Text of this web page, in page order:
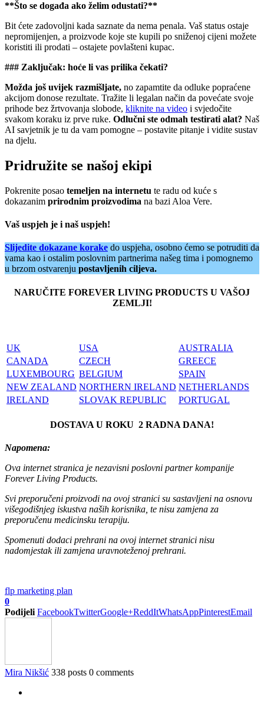
**Što se događa ako želim odustati?**
Bit ćete zadovoljni kada saznate da nema penala. Vaš status ostaje
nepromijenjen, a proizvode koje ste kupili po sniženoj cijeni možete
koristiti ili prodati – ostajete povlašteni kupac.
### Zaključak: hoće li vas prilika čekati?
Možda još uvijek razmišljate, no zapamtite da odluke popraćene
akcijom donose rezultate. Tražite li legalan način da povećate svoje
prihode bez žrtvovanja slobode, kliknite na video i svjedočite
svakom koraku iz prve ruke. Odlučni ste odmah testirati alat? Naš
AI savjetnik je tu da vam pomogne – postavite pitanje i vidite sustav
na djelu.
Pridružite se našoj ekipi
Pokrenite posao temeljen na internetu te radu od kuće s
dokazanim prirodnim proizvodima na bazi Aloa Vere.
Vaš uspjeh je i naš uspjeh!
Slijedite dokazane korake do uspjeha, osobno ćemo se potruditi da
vama kao i ostalim poslovnim partnerima našeg tima i pomognemo
u brzom ostvarenju postavljenih ciljeva.
NARUČITE FOREVER LIVING PRODUCTS U VAŠOJ
ZEMLJI!
UK USA
AUSTRALIA
CANADA
CZECH
GREECE
LUXEMBOURG BELGIUM
SPAIN
NEW ZEALAND NORTHERN IRELAND NETHERLANDS
IRELAND
SLOVAK REPUBLIC PORTUGAL
DOSTAVA U ROKU 2 RADNA DANA!
Napomena:
Ova internet stranica je nezavisni poslovni partner kompanije
Forever Living Products.
Svi preporučeni proizvodi na ovoj stranici su sastavljeni na osnovu
višegodišnjeg iskustva naših korisnika, te nisu zamjena za
preporučenu medicinsku terapiju.
Spomenuti dodaci prehrani na ovoj internet stranici nisu
nadomjestak ili zamjena uravnoteženoj prehrani.
flp marketing plan
0
Podijeli FacebookTwitterGoogle+ReddItWhatsAppPinterestEmail
Mira Nikšić 338 posts 0 comments